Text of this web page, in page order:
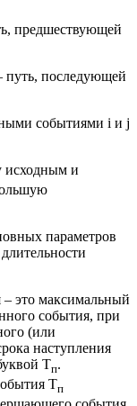
предшествующей
путь, последующей
событиями i и j
исходным и
параметров
это максимальный
события, при
(или
наступления
Тп.
Тп